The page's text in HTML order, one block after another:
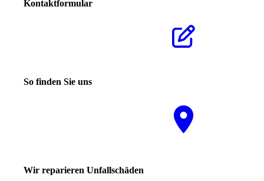
Kontaktformular
So finden Sie uns
Wir reparieren Unfallschäden